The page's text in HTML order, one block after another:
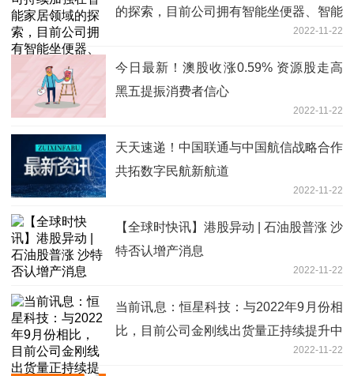
的探索，目前公司拥有智能坐便器、智能
2022-11-22
今日最新！澳股收涨0.59% 资源股走高
黑五提振消费者信心
2022-11-22
天天速递！中国联通与中国航信战略合作
共拓数字民航新航道
2022-11-22
【全球时快讯】港股异动 | 石油股普涨 沙
特否认增产消息
2022-11-22
当前讯息：恒星科技：与2022年9月份相
比，目前公司金刚线出货量正持续提升中
2022-11-22